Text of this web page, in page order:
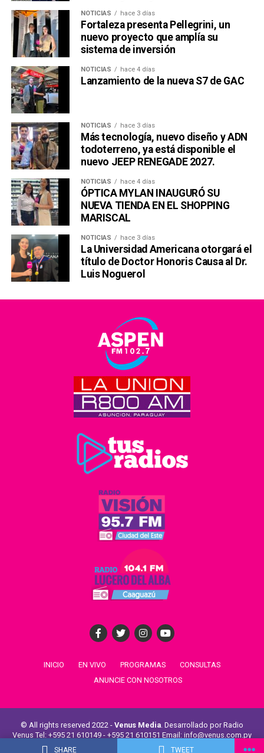
SHARE TWEET
NOTICIAS hace 3 días
Fortaleza presenta Pellegrini, un
nuevo proyecto que amplía su
sistema de inversión
NOTICIAS hace 4 días
Lanzamiento de la nueva S7 de GAC
NOTICIAS hace 3 días
Más tecnología, nuevo diseño y ADN
todoterreno, ya está disponible el
nuevo JEEP RENEGADE 2027.
NOTICIAS hace 4 días
ÓPTICA MYLAN INAUGURÓ SU
NUEVA TIENDA EN EL SHOPPING
MARISCAL
NOTICIAS hace 3 días
La Universidad Americana otorgará el
título de Doctor Honoris Causa al Dr.
Luis Noguerol
INICIO EN VIVO PROGRAMAS
CONSULTAS
ANUNCIE CON NOSOTROS
© All rights reserved 2022 - Venus Media. Desarrollado por Radio
Venus Tel: +595 21 610149 - +595 21 610151 Email: info@venus.com.py
Venus Comunicaciones -
Radio La Unión